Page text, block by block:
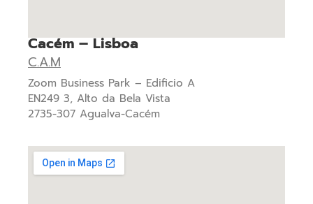
Cacém – Lisboa
C.A.M
Zoom Business Park – Edificio A
EN249 3, Alto da Bela Vista
2735-307 Agualva-Cacém